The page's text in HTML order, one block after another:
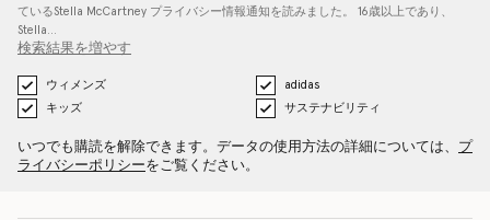
ているStella McCartney プライバシー情報通知を読みました。 16歳以上であり、
Stella…
検索結果を増やす
ウィメンズ
adidas
キッズ
サステナビリティ
いつでも購読を解除できます。データの使用方法の詳細については、 プ
ライバシーポリシーをご覧ください。